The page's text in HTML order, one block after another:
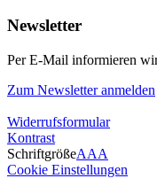
Newsletter
Per E-Mail informieren
Zum Newsletter anmelden
Widerrufsformular
Kontrast
SchriftgrößeAAA
Cookie Einstellungen